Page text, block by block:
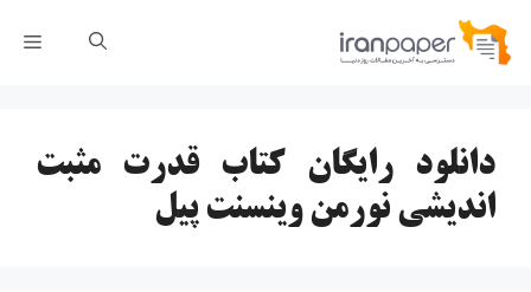
پرش
دانلود رایگان کتاب قدرت مثبت
اندیشی نورمن وینسنت پیل